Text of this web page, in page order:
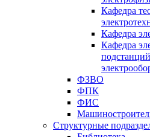
Кафедра
Кафедра
Кафедра
ФЗВО
ФПК
ФИС
Структурные